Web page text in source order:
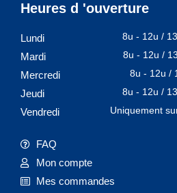
Heures d 'ouverture
Lundi 8u - 12u /
Mardi 8u - 12u /
Mercredi 8u - 12u /
Jeudi 8u - 12u /
Vendredi Uniquement
FAQ
Mon compte
Mes commandes